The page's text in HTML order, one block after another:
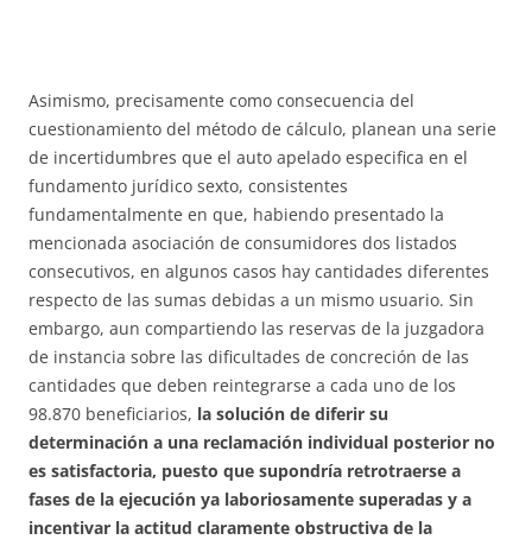
Asimismo, precisamente como consecuencia del
cuestionamiento del método de cálculo, planean una serie
de incertidumbres que el auto apelado especifica en el
fundamento jurídico sexto, consistentes
fundamentalmente en que, habiendo presentado la
mencionada asociación de consumidores dos listados
consecutivos, en algunos casos hay cantidades diferentes
respecto de las sumas debidas a un mismo usuario. Sin
embargo, aun compartiendo las reservas de la juzgadora
de instancia sobre las dificultades de concreción de las
cantidades que deben reintegrarse a cada uno de los
98.870 beneficiarios, la solución de diferir su
determinación a una reclamación individual posterior no
es satisfactoria, puesto que supondría retrotraerse a
fases de la ejecución ya laboriosamente superadas y a
incentivar la actitud claramente obstructiva de la